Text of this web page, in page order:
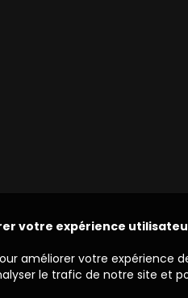
votre expérience
améliorer votre expérience
le trafic de notre site et